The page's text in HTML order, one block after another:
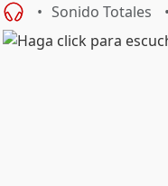
Sonido Totales